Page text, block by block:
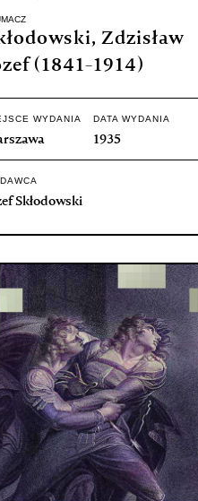
Zdzisław
(1841-1914)
WYDANIA DATA WYDANIA
1935
Skłodowski